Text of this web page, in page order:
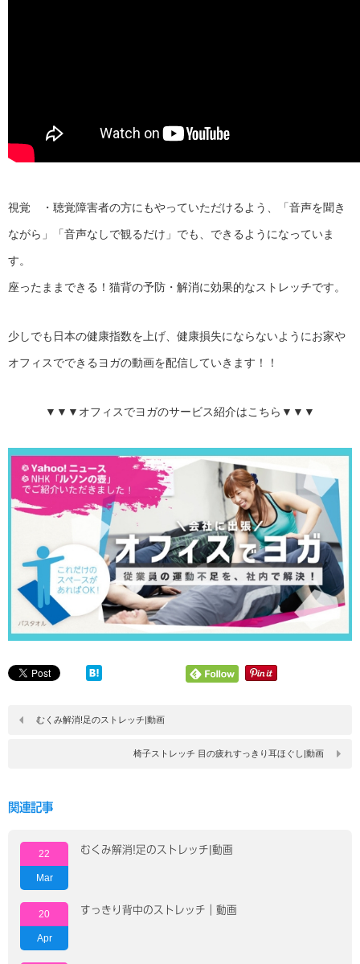
視覚 ・聴覚障害者の方にもやっていただけるよう、「音声を聞き
ながら」「音声なしで観るだけ」でも、できるようになっていま
す。
座ったままできる！猫背の予防・解消に効果的なストレッチです。
少しでも日本の健康指数を上げ、健康損失にならないようにお家や
オフィスでできるヨガの動画を配信していきます！！
▼▼▼オフィスでヨガのサービス紹介はこちら▼▼▼
むくみ解消!足のストレッチ|動画
椅子ストレッチ 目の疲れすっきり耳ほぐし|動画
関連記事
22
Mar
むくみ解消!足のストレッチ|動画
20
Apr
すっきり背中のストレッチ｜動画